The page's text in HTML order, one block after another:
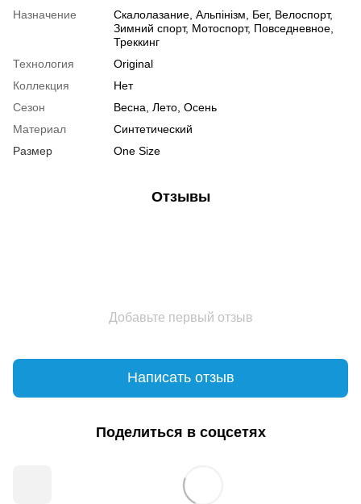
Назначение
Скалолазание, Альпінізм, Бег, Велоспорт,
Зимний спорт, Мотоспорт, Повседневное,
Треккинг
Технология
Original
Коллекция
Нет
Сезон
Весна, Лето, Осень
Материал
Синтетический
Размер
One Size
Отзывы
Добавьте первый отзыв
Написать отзыв
Поделиться в соцсетях